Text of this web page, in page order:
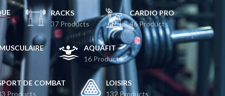
RACKS
37 Products
CARDIO PRO
46 Products
AQUAFIT
16 Products
DE COMBAT
Products
LOISIRS
132 Products